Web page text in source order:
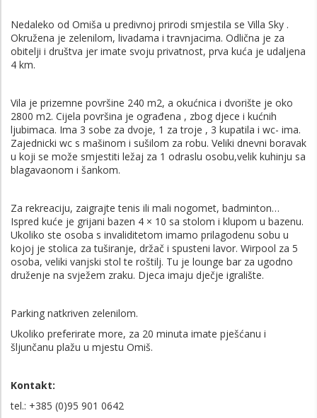
Nedaleko od Omiša u predivnoj prirodi smjestila se Villa Sky .
Okružena je zelenilom, livadama i travnjacima. Odlična je za
obitelji i društva jer imate svoju privatnost, prva kuća je udaljena
4 km.
Vila je prizemne površine 240 m2, a okućnica i dvorište je oko
2800 m2. Cijela površina je ograđena , zbog djece i kućnih
ljubimaca. Ima 3 sobe za dvoje, 1 za troje , 3 kupatila i wc- ima.
Zajednicki wc s mašinom i sušilom za robu. Veliki dnevni boravak
u koji se može smjestiti ležaj za 1 odraslu osobu,velik kuhinju sa
blagavaonom i šankom.
Za rekreaciju, zaigrajte tenis ili mali nogomet, badminton…
Ispred kuće je grijani bazen 4 × 10 sa stolom i klupom u bazenu.
Ukoliko ste osoba s invaliditetom imamo prilagodenu sobu u
kojoj je stolica za tuširanje, držač i spusteni lavor. Wirpool za 5
osoba, veliki vanjski stol te roštilj. Tu je lounge bar za ugodno
druženje na svježem zraku. Djeca imaju dječje igralište.
Parking natkriven zelenilom.
Ukoliko preferirate more, za 20 minuta imate pješćanu i
šljunčanu plažu u mjestu Omiš.
Kontakt:
tel.: +385 (0)95 901 0642